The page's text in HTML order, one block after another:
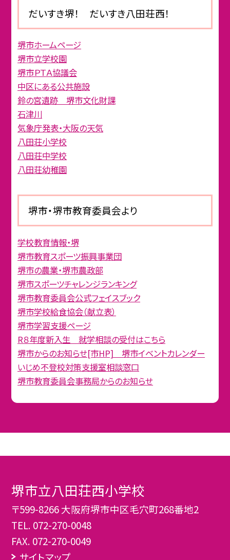
だいすき堺！ だいすき八田荘西！
堺市ホームページ
堺市立学校園
堺市ＰＴＡ協議会
中区にある公共施設
鈴の宮遺跡 堺市文化財課
石津川
気象庁発表・大阪の天気
八田荘小学校
八田荘中学校
八田荘幼稚園
堺市・堺市教育委員会より
学校教育情報・堺
堺市教育スポーツ振興事業団
堺市の農業・堺市農政部
堺市スポーツチャレンジランキング
堺市教育委員会公式フェイスブック
堺市学校給食協会（献立表）
堺市学習支援ページ
R８年度新入生 就学相談の受付はこちら
堺市からのお知らせ[市HP] 堺市イベントカレンダー
いじめ不登校対策支援室相談窓口
堺市教育委員会事務局からのお知らせ
堺市立八田荘西小学校
〒599-8266 大阪府堺市中区毛穴町268番地2
TEL. 072-270-0048
FAX. 072-270-0049
サイトマップ